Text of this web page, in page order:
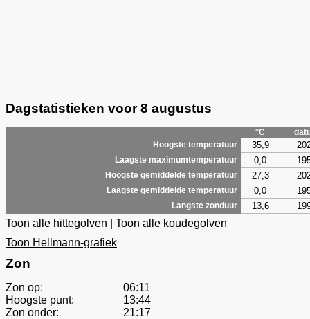
Dagstatistieken voor 8 augustus
°C
Hoogste temperatuur
35,9
Laagste maximumtemperatuur 0,0
Hoogste gemiddelde temperatuur 27,3
Laagste gemiddelde temperatuur 0,0
Langste zonduur 13,6
Toon alle hittegolven
Toon alle koudegolven
Toon Hellmann-grafiek
Zon
Zon op:
06:11
Hoogste punt:
13:44
Zon onder:
21:17